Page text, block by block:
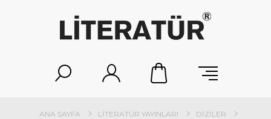
ANA SAYFA LITERATÜR YAYINLARI
DIZILER